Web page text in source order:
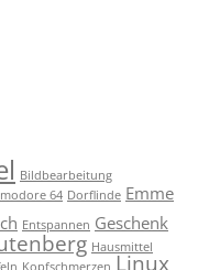
Bildbearbeitung
64 Dorflinde Emme
Entspannen Geschenk
Hausmittel
Kopfschmerzen Linux